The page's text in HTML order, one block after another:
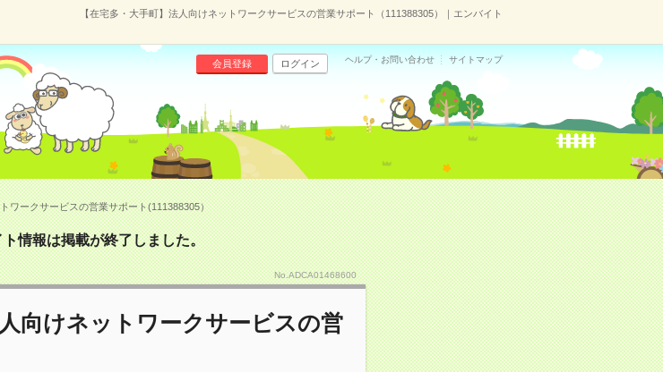
【在宅多・大手町】法人向けネットワークサービスの営業サポート（111388305）｜エンバイト
会員登録 ログイン ヘルプ・お問い合わせ サイトマップ
ワークサービスの営業サポート(111388305）
情報は掲載が終了しました。
No.ADCA01468600
向けネットワークサービスの営